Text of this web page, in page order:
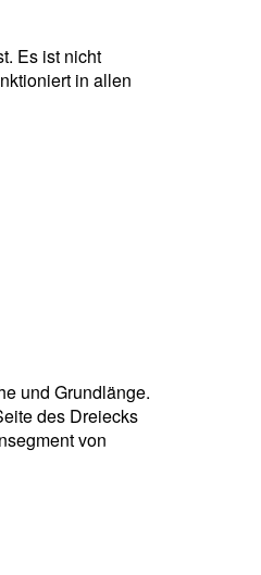
Es ist nicht
in allen
und Grundlänge.
des Dreiecks
von